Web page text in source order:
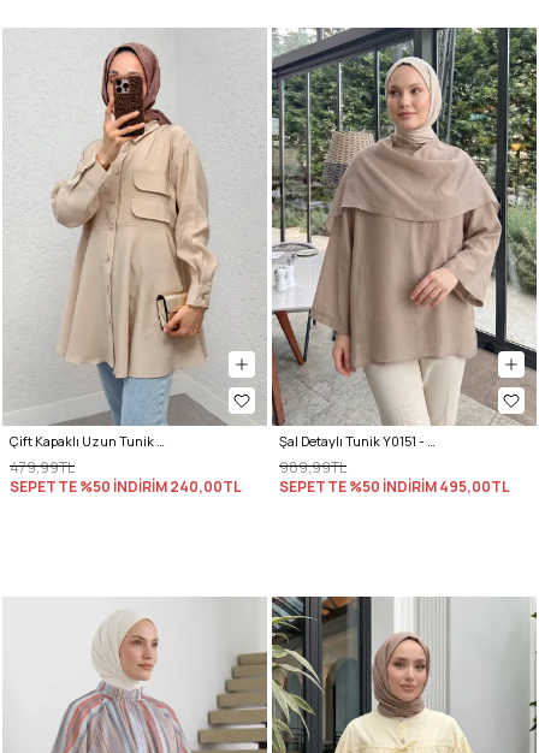
Çift Kapaklı Uzun Tunik 2277 - BEJ
479,99TL
SEPETTE %50 İNDİRİM240,00TL
Şal Detaylı Tunik Y0151 - VİZON
989,99TL
SEPETTE %50 İNDİRİM495,00TL